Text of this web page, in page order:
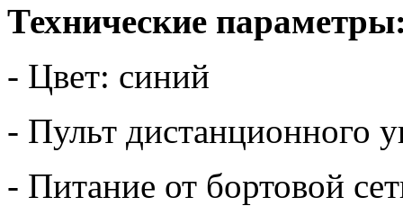
Технические
- Цвет: синий
- Пульт дистанционного
- Питание от бортовой